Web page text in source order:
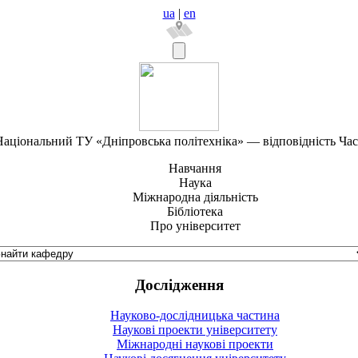
ua | en
ТУ «Дніпровська політехніка» — відповідність
Навчання
Наука
Міжнародна діяльність
Бібліотека
Про університет
Дослідження
Науково-дослідницька частина
Наукові проекти університету
Міжнародні наукові проекти